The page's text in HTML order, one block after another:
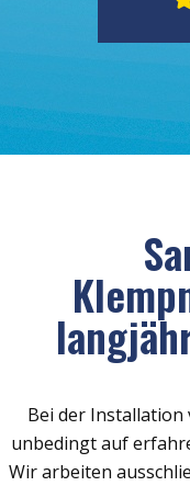
Bei der Installation
unbedingt auf
Wir arbeiten